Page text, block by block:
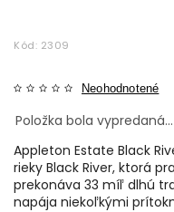
Kód: 2309
Neohodnotené
Položka bola vypredaná…
Appleton Estate Black
rieky Black River, ktorá
prekonáva 33 míľ dlhú
napája niekoľkými